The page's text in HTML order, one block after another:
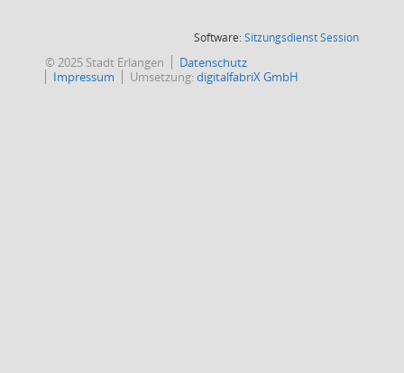
Software:SitzungsdienstSession(Wird in
© 2025 Stadt Erlangen
Datenschutz
Impressum
Umsetzung:digitalfabriX GmbH